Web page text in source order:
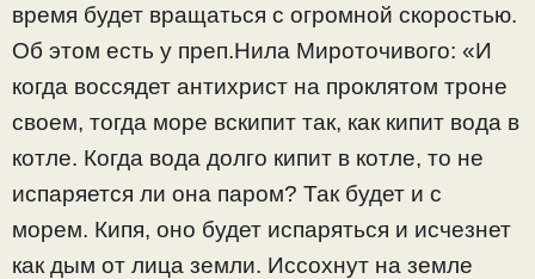
время будет вращаться с огромной скоростью.
Об этом есть у преп.Нила Мироточивого: «И
когда воссядет антихрист на проклятом троне
своем, тогда море вскипит так, как кипит вода в
котле. Когда вода долго кипит в котле, то не
испаряется ли она паром? Так будет и с
морем. Кипя, оно будет испаряться и исчезнет
как дым от лица земли. Иссохнут на земле